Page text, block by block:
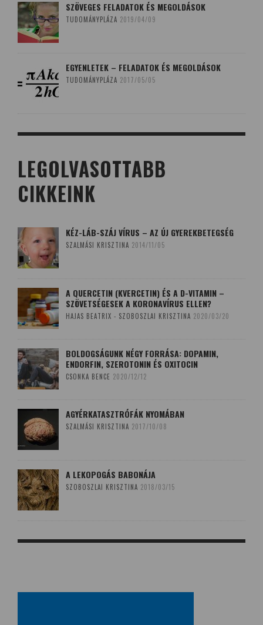
SZÖVEGES FELADATOK ÉS MEGOLDÁSOK
TUDOMÁNYPLÁZA 2019/04/09
EGYENLETEK – FELADATOK ÉS MEGOLDÁSOK
TUDOMÁNYPLÁZA 2017/05/05
LEGOLVASOTTABB
CIKKEINK
KÉZ-LÁB-SZÁJ VÍRUS – AZ ÚJ GYEREKBETEGSÉG
SZALMÁSI KRISZTINA 2014/11/05
A QUERCETIN (KVERCETIN) ÉS A D-VITAMIN –
SZÖVETSÉGESEK A KORONAVÍRUS ELLEN?
HAJAS BEATRIX - SZOBOSZLAI KRISZTINA 2020/03/20
BOLDOGSÁGUNK NÉGY FORRÁSA: DOPAMIN,
ENDORFIN, SZEROTONIN ÉS OXITOCIN
CSONKA BENCE 2020/12/12
AGYÉRKATASZTRÓFÁK NYOMÁBAN
SZALMÁSI KRISZTINA 2017/10/08
A LEKOPOGÁS BABONÁJA
SZOBOSZLAI KRISZTINA 2018/03/15